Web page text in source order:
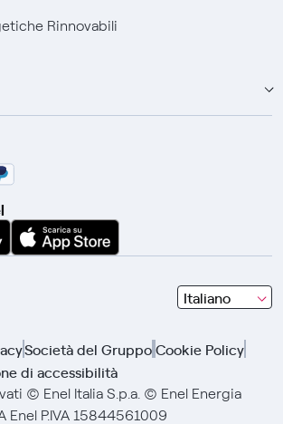
Rinnovabili
Italiano
seleziona
una
con
frecce
Società del GruppoCookie Policy
di accessibilità
© Enel Italia S.p.a. © Enel Energia
Enel P.IVA 15844561009